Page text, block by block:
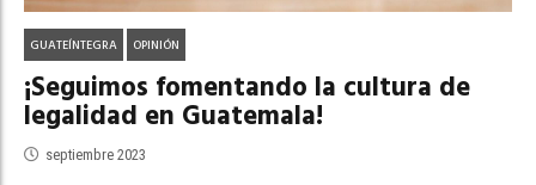
GUATEÍNTEGRA OPINIÓN
¡Seguimos fomentando la cultura de
legalidad en Guatemala!
septiembre 2023